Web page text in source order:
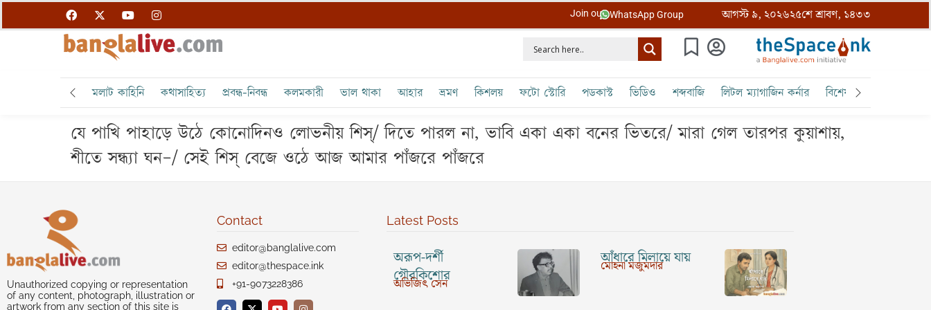
Join our WhatsApp Group আগস্ট ৯, ২০২৬২৫শে শ্রাবণ, ১৪৩৩
মলাট কাহিনি কথাসাহিত্য প্রবন্ধ-নিবন্ধ কলমকারী ভাল থাকা আহার ভ্রমণ কিশলয় ফটো স্টোরি পডকাস্ট ভিডিও শব্দবাজি লিটল ম্যাগাজিন কর্নার বিশেষ ক্রোড়পত্র
যে পাখি পাহাড়ে উঠে কোনোদিনও লোভনীয় শিস্‌/ দিতে পারল না, ভাবি একা একা বনের ভিতরে/ মারা গেল তারপর কুয়াশায়,
শীতে সন্ধ্যা ঘন–/ সেই শিস্‌ বেজে ওঠে আজ আমার পাঁজরে পাঁজরে
Unauthorized copying or representation
of any content, photograph, illustration or
artwork from any section of this site is
Contact
editor@banglalive.com
editor@thespace.ink
+91-9073228386
Latest Posts
অরূপ-দর্শী
গৌরকিশোর
অভিজিৎ সেন
আঁধারে মিলায়ে যায়
মোহনা মজুমদার